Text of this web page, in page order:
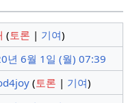
(토론 | 기여)
년 6월 1일 (월) 07:39
(토론 | 기여)